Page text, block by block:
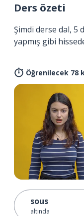
Ders özeti
Şimdi derse dal, 5
yapmış gibi
Öğrenilecek 78
sous
altında